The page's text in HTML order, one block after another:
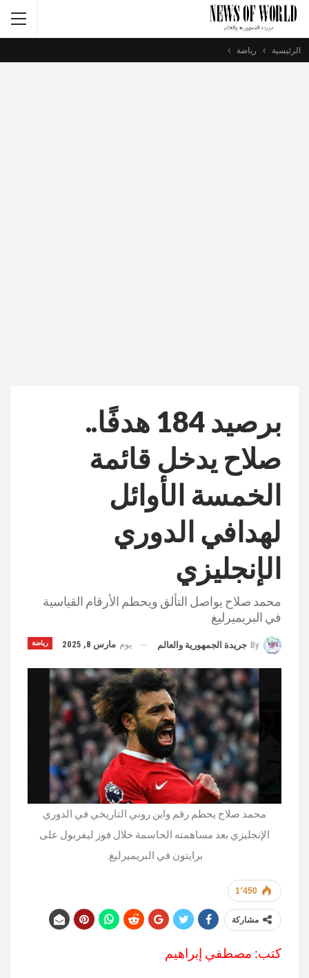
الرئيسية رياضة
برصيد 184 هدفًا..
صلاح يدخل قائمة
الخمسة الأوائل
لهدافي الدوري
الإنجليزي
محمد صلاح يواصل التألق ويحطم الأرقام القياسية
في البريميرليغ
رياضة By جريدة الجمهورية والعالم يوم مارس 8, 2025
محمد صلاح يحطم رقم واين روني التاريخي في الدوري
الإنجليزي بعد مساهمته الحاسمة خلال فوز ليفربول على
برايتون في البريميرليغ.
1٬450
مشاركة
كتب: مصطفي إبراهيم